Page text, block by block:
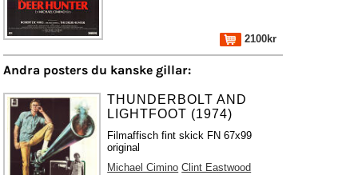
2100kr
Andra posters du kanske gillar:
THUNDERBOLT AND
LIGHTFOOT (1974)
Filmaffisch fint skick FN 67x99
original
Michael Cimino Clint Eastwood